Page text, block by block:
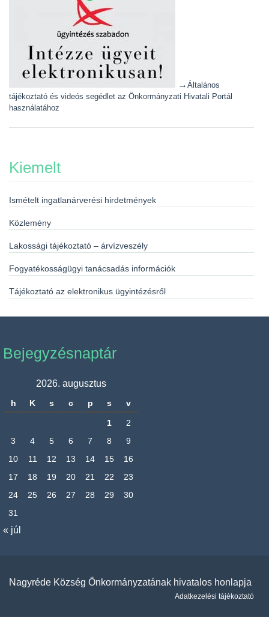
→ Általános
tájékoztató és videós segédlet az Önkormányzati Hivatali Portál
használatához
Kiemelt
Ismételt ingatlanárverési hirdetmények
Közlemény
Lakossági tájékoztató – árvízveszély
Fogyatékosságügyi tanácsadás információk
Tájékoztató az elektronikus ügyintézésről
Bejegyzésnaptár
2026. augusztus
h K s c p s v
1
2
3
4 5 6 7 8
9
10
11 12 13 14 15
16
17
18 19 20 21 22
23
24
25 26 27 28 29
30
31
« júl
Nagyréde Község Önkormányzatának hivatalos honlapja
Adatkezelési tájékoztató